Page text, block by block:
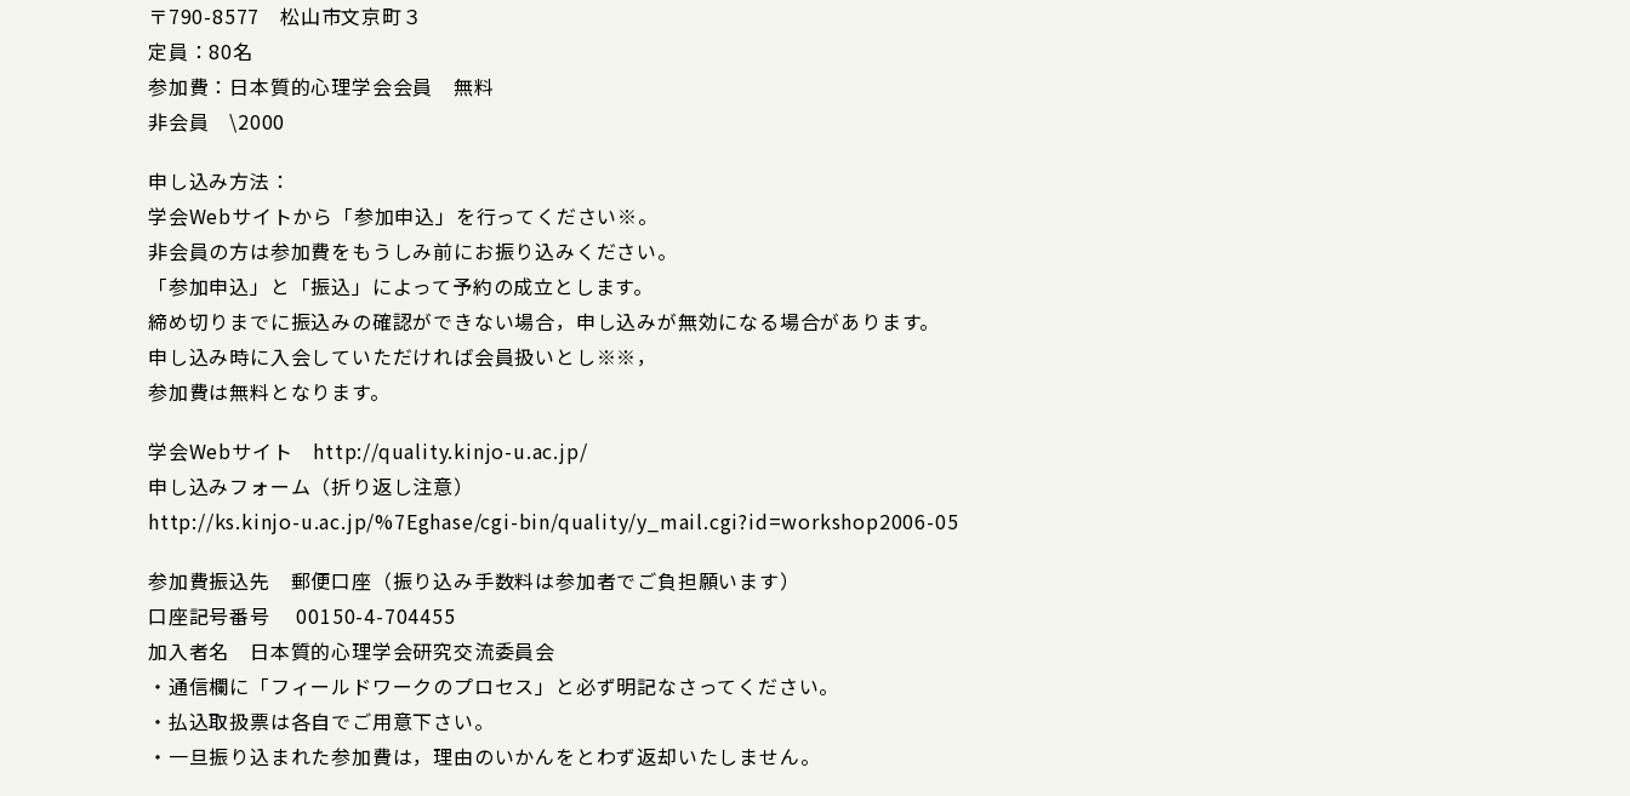
〒790-8577 松山市文京町３
定員：80名
参加費：日本質的心理学会会員 無料
非会員 \2000
申し込み方法：
学会Webサイトから「参加申込」を行ってください※。
非会員の方は参加費をもうしみ前にお振り込みください。
「参加申込」と「振込」によって予約の成立とします。
締め切りまでに振込みの確認ができない場合，申し込みが無効になる場合があります。
申し込み時に入会していただければ会員扱いとし※※，
参加費は無料となります。
学会Webサイト http://quality.kinjo-u.ac.jp/
申し込みフォーム（折り返し注意）
http://ks.kinjo-u.ac.jp/%7Eghase/cgi-bin/quality/y_mail.cgi?id=workshop2006-05
参加費振込先 郵便口座（振り込み手数料は参加者でご負担願います）
口座記号番号 00150-4-704455
加入者名 日本質的心理学会研究交流委員会
・通信欄に「フィールドワークのプロセス」と必ず明記なさってください。
・払込取扱票は各自でご用意下さい。
・一旦振り込まれた参加費は，理由のいかんをとわず返却いたしません。